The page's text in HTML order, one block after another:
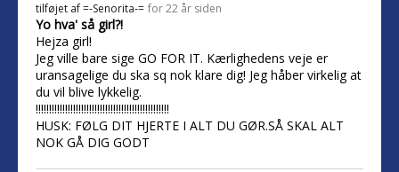
tilføjet af=-Senorita-= for 22 år siden
Yo hva' så girl?!
Hejza girl!
Jeg ville bare sige GO FOR IT. Kærlighedens veje er
uransagelige du ska sq nok klare dig! Jeg håber virkelig at
du vil blive lykkelig.
!!!!!!!!!!!!!!!!!!!!!!!!!!!!!!!!!!!!!!!!!!!!!!!!!!
HUSK: FØLG DIT HJERTE I ALT DU GØR.SÅ SKAL ALT
NOK GÅ DIG GODT